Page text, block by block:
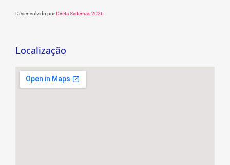
Desenvolvido porDireta Sistemas 2026
Localização